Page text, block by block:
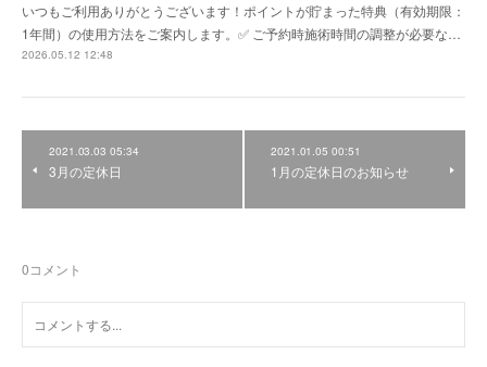
いつもご利用ありがとうございます！ポイントが貯まった特典（有効期限：
1年間）の使用方法をご案内します。✅ ご予約時施術時間の調整が必要な…
2026.05.12 12:48
2021.03.03 05:34
3月の定休日
2021.01.05 00:51
1月の定休日のお知らせ
0コメント